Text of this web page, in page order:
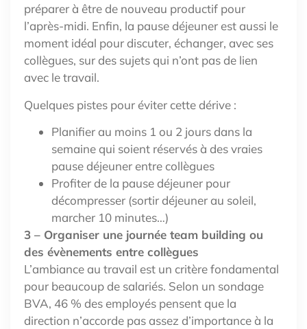
préparer à être de nouveau productif pour
l’après-midi. Enfin, la pause déjeuner est aussi le
moment idéal pour discuter, échanger, avec ses
collègues, sur des sujets qui n’ont pas de lien
avec le travail.
Quelques pistes pour éviter cette dérive :
Planifier au moins 1 ou 2 jours dans la
semaine qui soient réservés à des vraies
pause déjeuner entre collègues
Profiter de la pause déjeuner pour
décompresser (sortir déjeuner au soleil,
marcher 10 minutes…)
3 – Organiser une journée team building ou
des évènements entre collègues
L’ambiance au travail est un critère fondamental
pour beaucoup de salariés. Selon un sondage
BVA, 46 % des employés pensent que la
direction n’accorde pas assez d’importance à la